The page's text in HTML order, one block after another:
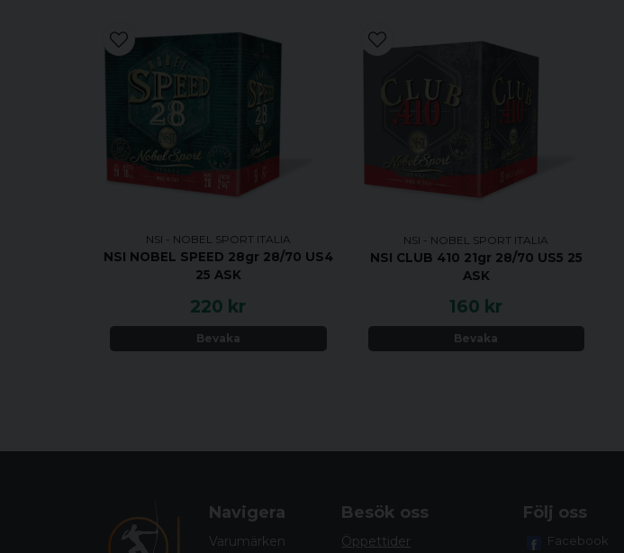
NSI - NOBEL SPORT ITALIA
NSI NOBEL SPEED 28gr 28/70 US4
25 ASK
220 kr
Bevaka
NSI - NOBEL SPORT ITALIA
NSI CLUB 410 21gr 28/70 US5 25
ASK
160 kr
Bevaka
Navigera
Varumärken
Besök oss
Öppettider
Följ oss
Facebook